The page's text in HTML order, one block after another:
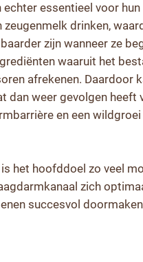
essentieel voor hun
drinken,
zijn wanneer ze
waaruit het
afrekenen. Daardoor
dan weer gevolgen heeft
en een wildgroei
het hoofddoel zo veel
zich
succesvol